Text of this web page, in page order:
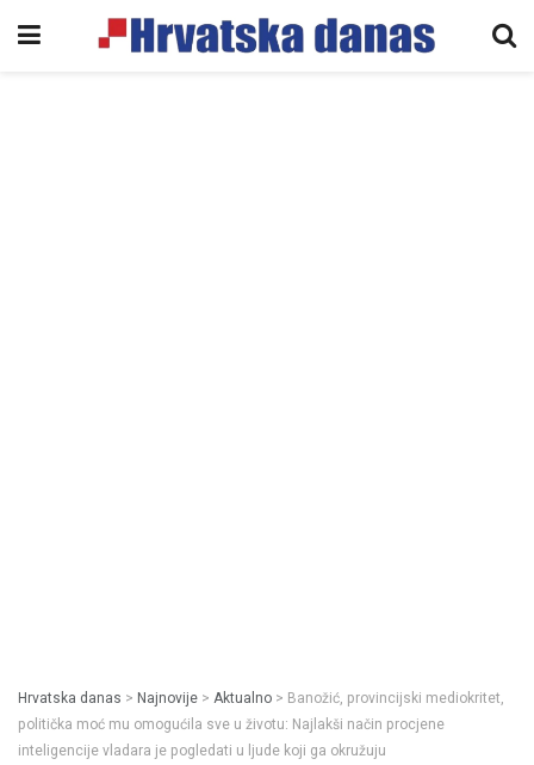
Hrvatska danas > Najnovije > Aktualno > Banožić, provincijski mediokritet,
politička moć mu omogućila sve u životu: Najlakši način procjene
inteligencije vladara je pogledati u ljude koji ga okružuju